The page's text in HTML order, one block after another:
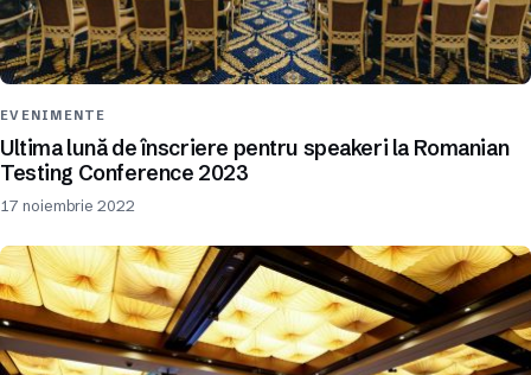
EVENIMENTE
Ultima lună de înscriere pentru speakeri la Romanian
Testing Conference 2023
17 noiembrie 2022